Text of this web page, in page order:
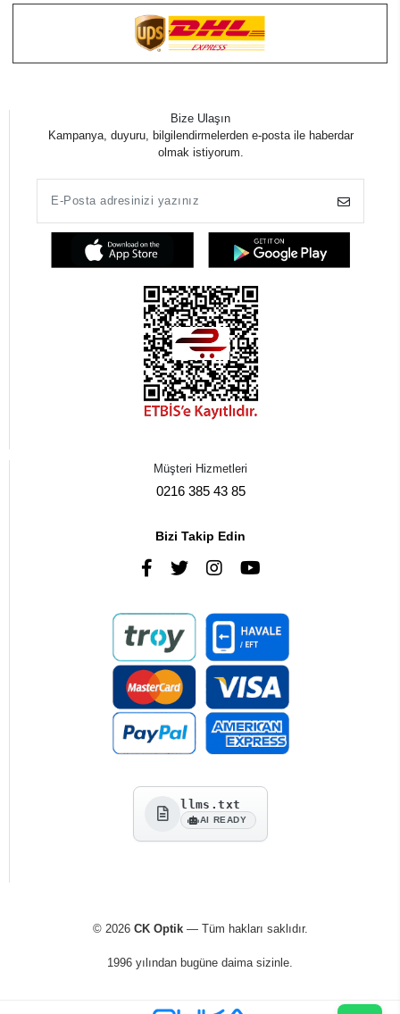
Bize Ulaşın
Kampanya, duyuru, bilgilendirmelerden e-posta ile haberdar
olmak istiyorum.
Müşteri Hizmetleri
0216 385 43 85
Bizi Takip Edin
llms.txt
AI READY
© 2026 CK Optik— Tüm hakları saklıdır.
1996 yılından bugüne daima sizinle.